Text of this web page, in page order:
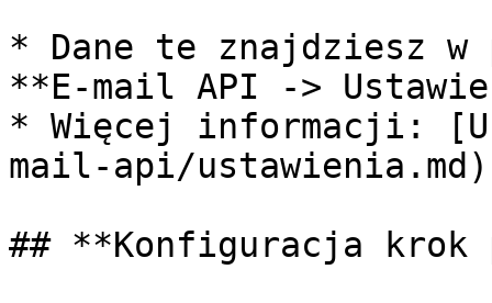
* Dane te znajdziesz w
**E-mail API ->
* Więcej informacji:
mail-api/ustawienia.md)
## **Konfiguracja krok